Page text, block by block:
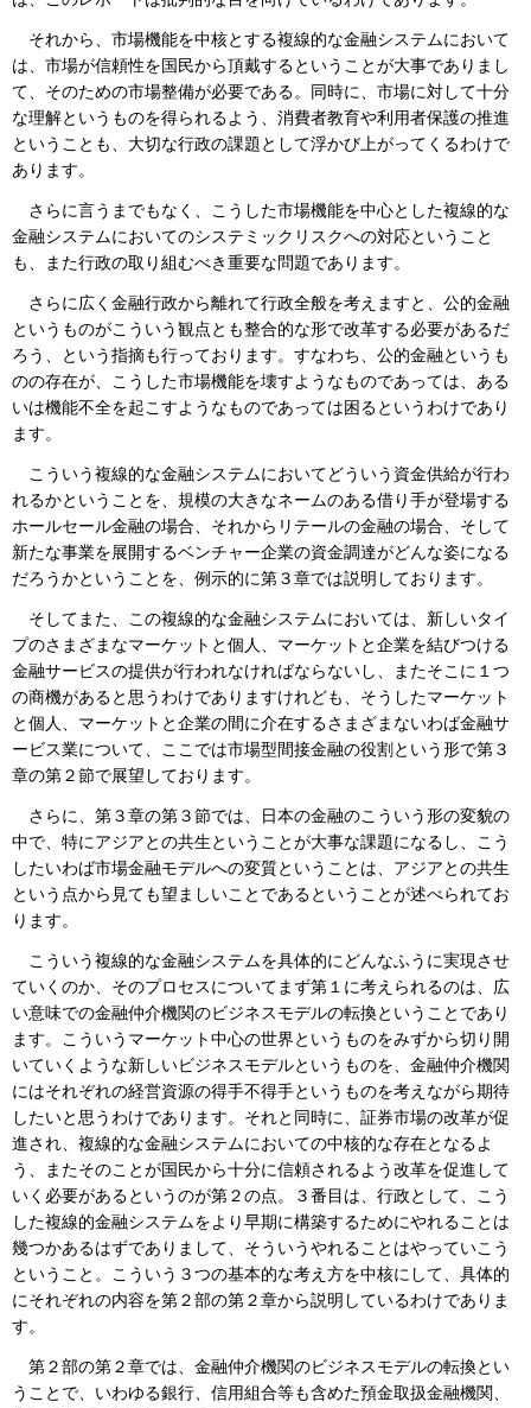
それから、市場機能を中核とする複線的な金融システムにおいて
は、市場が信頼性を国民から頂戴するということが大事でありまし
て、そのための市場整備が必要である。同時に、市場に対して十分
な理解というものを得られるよう、消費者教育や利用者保護の推進
ということも、大切な行政の課題として浮かび上がってくるわけで
あります。
さらに言うまでもなく、こうした市場機能を中心とした複線的な
金融システムにおいてのシステミックリスクへの対応ということ
も、また行政の取り組むべき重要な問題であります。
さらに広く金融行政から離れて行政全般を考えますと、公的金融
というものがこういう観点とも整合的な形で改革する必要があるだ
ろう、という指摘も行っております。すなわち、公的金融というも
のの存在が、こうした市場機能を壊すようなものであっては、ある
いは機能不全を起こすようなものであっては困るというわけであり
ます。
こういう複線的な金融システムにおいてどういう資金供給が行わ
れるかということを、規模の大きなネームのある借り手が登場する
ホールセール金融の場合、それからリテールの金融の場合、そして
新たな事業を展開するベンチャー企業の資金調達がどんな姿になる
だろうかということを、例示的に第３章では説明しております。
そしてまた、この複線的な金融システムにおいては、新しいタイ
プのさまざまなマーケットと個人、マーケットと企業を結びつける
金融サービスの提供が行われなければならないし、またそこに１つ
の商機があると思うわけでありますけれども、そうしたマーケット
と個人、マーケットと企業の間に介在するさまざまないわば金融サ
ービス業について、ここでは市場型間接金融の役割という形で第３
章の第２節で展望しております。
さらに、第３章の第３節では、日本の金融のこういう形の変貌の
中で、特にアジアとの共生ということが大事な課題になるし、こう
したいわば市場金融モデルへの変質ということは、アジアとの共生
という点から見ても望ましいことであるということが述べられてお
ります。
こういう複線的な金融システムを具体的にどんなふうに実現させ
ていくのか、そのプロセスについてまず第１に考えられるのは、広
い意味での金融仲介機関のビジネスモデルの転換ということであり
ます。こういうマーケット中心の世界というものをみずから切り開
いていくような新しいビジネスモデルというものを、金融仲介機関
にはそれぞれの経営資源の得手不得手というものを考えながら期待
したいと思うわけであります。それと同時に、証券市場の改革が促
進され、複線的な金融システムにおいての中核的な存在となるよ
う、またそのことが国民から十分に信頼されるよう改革を促進して
いく必要があるというのが第２の点。３番目は、行政として、こう
した複線的金融システムをより早期に構築するためにやれることは
幾つかあるはずでありまして、そういうやれることはやっていこう
ということ。こういう３つの基本的な考え方を中核にして、具体的
にそれぞれの内容を第２部の第２章から説明しているわけでありま
す。
第２部の第２章では、金融仲介機関のビジネスモデルの転換とい
うことで、いわゆる銀行、信用組合等も含めた預金取扱金融機関、